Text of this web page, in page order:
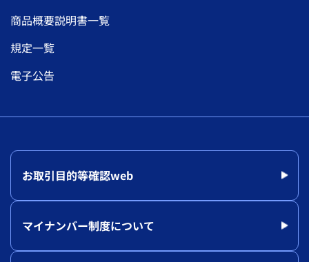
商品概要説明書一覧
規定一覧
電子公告
お取引目的等確認web
マイナンバー制度について